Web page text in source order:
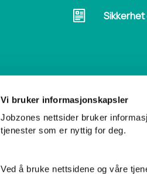
Vi bruker informasjonskapsler
Jobzones nettsider bruker
tjenester som er nyttig for deg.
Ved å bruke nettsidene og våre
Sikkerhet
FØLG OSS I SOSIALE